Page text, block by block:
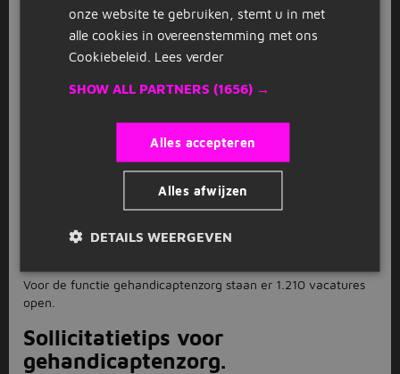
Hoe solliciteer ik als
Solliciteren voor de functie gehandicaptenzorg doe je direct
op de website van Jobbird. Bij sommige gehandicaptenzorg
vacatures word je doorgestuurd naar de website van de
Hoeveel gehandicaptenzorg
Voor de functie gehandicaptenzorg staan er 1.210 vacatures
open.
Sollicitatietips voor
gehandicaptenzorg.
onze website te gebruiken, stemt u in met
alle cookies in overeenstemming met ons
Cookiebeleid. Lees verder
SHOW ALL PARTNERS (1656) →
Alles accepteren
Alles afwijzen
DETAILS WEERGEVEN